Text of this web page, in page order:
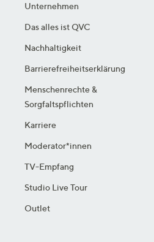
Unternehmen
Das alles ist QVC
Nachhaltigkeit
Barrierefreiheitserklärung
Menschenrechte &
Sorgfaltspflichten
Karriere
Moderator*innen
TV-Empfang
Studio Live Tour
Outlet